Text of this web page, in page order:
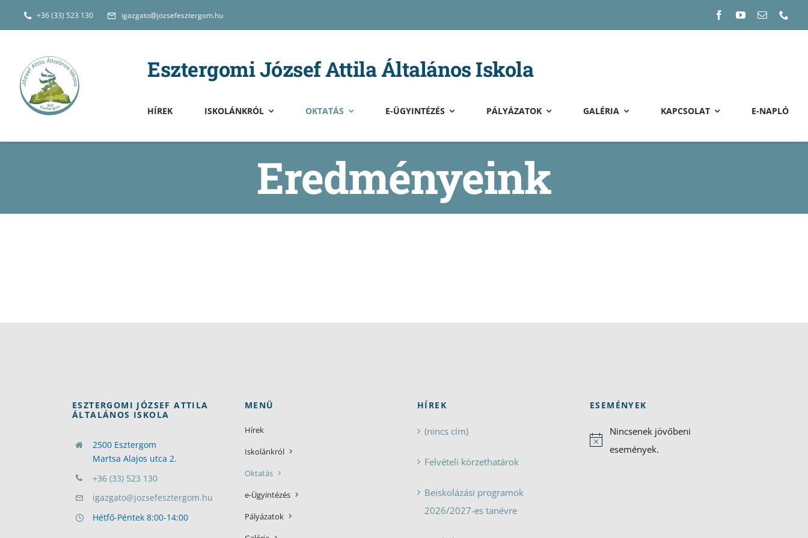
Kihagyás
+36 (33) 523 130 igazgato@jozsefesztergom.hu
Esztergomi József Attila Általános Iskola
HÍREK ISKOLÁNKRÓL OKTATÁS E-ÜGYINTÉZÉS PÁLYÁZATOK GALÉRIA KAPCSOLAT E-NAPLÓ
Eredményeink
ESZTERGOMI JÓZSEF ATTILA
ÁLTALÁNOS ISKOLA
2500 Esztergom
Martsa Alajos utca 2.
+36 (33) 523 130
igazgato@jozsefesztergom.hu
Hétfő-Péntek 8:00-14:00
MENÜ
Hírek
Iskolánkról
Oktatás
e-Ügyintézés
Pályázatok
HÍREK
(nincs cím)
Felvételi körzethatárok
Beiskolázási programok
2026/2027-es tanévre
ESEMÉNYEK
Notice
Nincsenek jövőbeni
események.